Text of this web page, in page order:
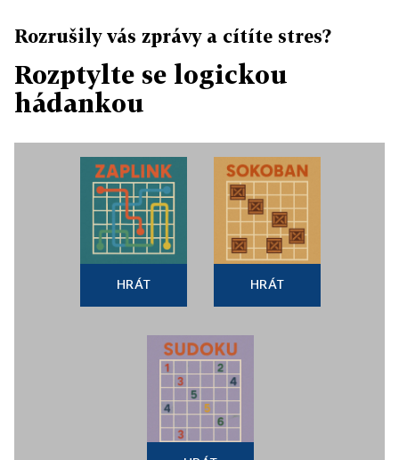
Rozrušily vás zprávy a cítíte stres?
Rozptylte se logickou
hádankou
HRÁT HRÁT